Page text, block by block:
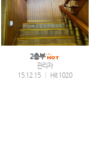
2층부
관리자
15.12.15
Hit 1020